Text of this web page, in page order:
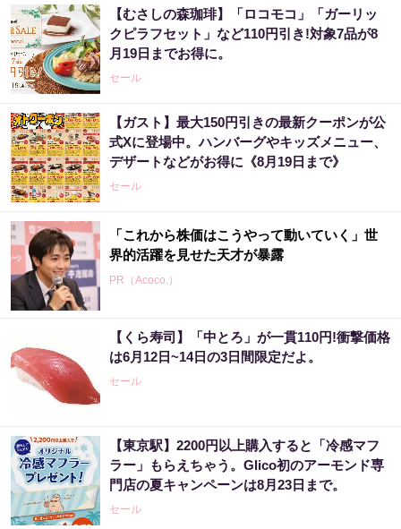
【むさしの森珈琲】「ロコモコ」「ガーリッ
クピラフセット」など110円引き!対象7品が8
月19日までお得に。
セール
【ガスト】最大150円引きの最新クーポンが公
式Xに登場中。ハンバーグやキッズメニュー、
デザートなどがお得に《8月19日まで》
セール
「これから株価はこうやって動いていく」世
界的活躍を見せた天才が暴露
PR（Acoco.）
【昭和43年以前生まれはロト６この数字を買
うべき】6つの数字が「完全一致」する方...
PR（株式会社MURA）
８月のロト6はこの方法で買え!!６つの数字が
『完全一致』する方法
PR（株式会社MURA）
【くら寿司】「中とろ」が一貫110円!衝撃価格
は6月12日~14日の3日間限定だよ。
セール
【東京駅】2200円以上購入すると「冷感マフ
ラー」もらえちゃう。Glico初のアーモンド専
門店の夏キャンペーンは8月23日まで。
セール